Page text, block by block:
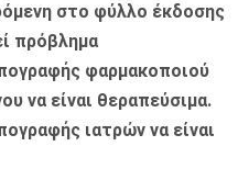
στο φύλλο έκδοσης
πρόβλημα
φαρμακοποιού
να είναι θεραπεύσιμα.
ιατρών να είναι